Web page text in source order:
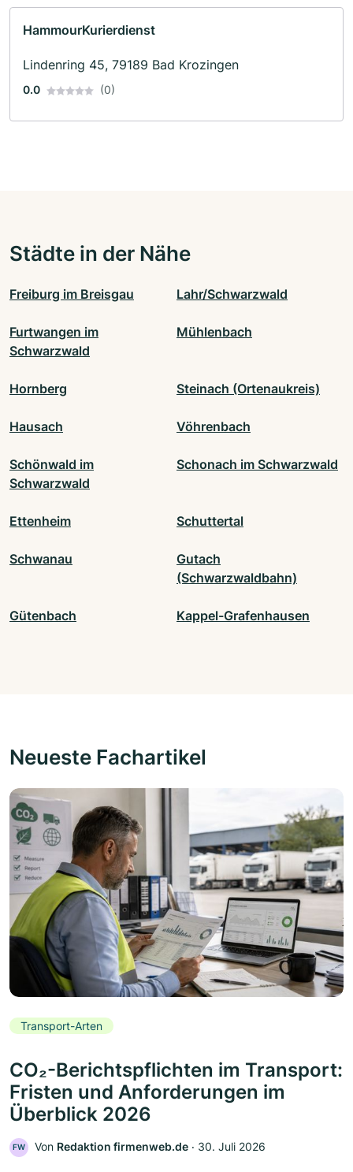
HammourKurierdienst
Lindenring 45, 79189 Bad Krozingen
0.0 (0)
Städte in der Nähe
Freiburg im Breisgau Lahr/Schwarzwald
Furtwangen im
Schwarzwald
Mühlenbach
Hornberg Steinach (Ortenaukreis)
Hausach Vöhrenbach
Schönwald im
Schwarzwald
Schonach im Schwarzwald
Ettenheim Schuttertal
Schwanau
Gutach
(Schwarzwaldbahn)
Gütenbach Kappel-Grafenhausen
Neueste Fachartikel
Transport-Arten
CO₂-Berichtspflichten im Transport:
Fristen und Anforderungen im
Überblick 2026
FW Von Redaktion firmenweb.de ‧ 30. Juli 2026